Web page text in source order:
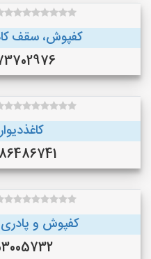
کفپوش، سقف
09173702976
09386486741
کفپوش و
09153005732